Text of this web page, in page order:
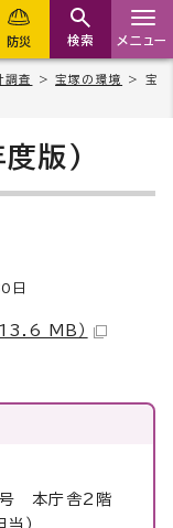
防災 検索 メニュー
調査 >宝塚の環境
> 宝
版）
日
13.6 MB）
本庁舎2階
）